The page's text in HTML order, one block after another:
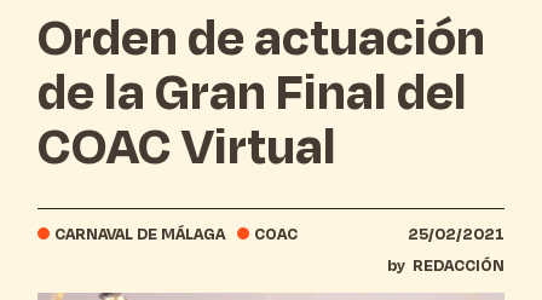
Orden de actuación
de la Gran Final del
COAC Virtual
CARNAVAL DE MÁLAGA COAC
25/02/2021
by REDACCIÓN